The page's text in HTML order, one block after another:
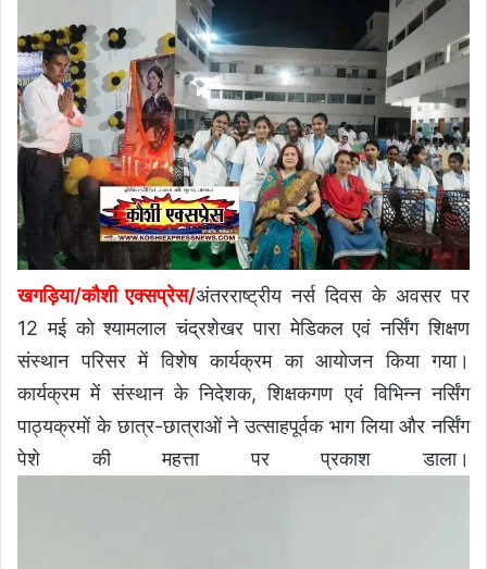
खगड़िया/कौशी एक्सप्रेस/अंतरराष्ट्रीय नर्स दिवस के अवसर पर
12 मई को श्यामलाल चंद्रशेखर पारा मेडिकल एवं नर्सिंग शिक्षण
संस्थान परिसर में विशेष कार्यक्रम का आयोजन किया गया।
कार्यक्रम में संस्थान के निदेशक, शिक्षकगण एवं विभिन्न नर्सिंग
पाठ्यक्रमों के छात्र-छात्राओं ने उत्साहपूर्वक भाग लिया और नर्सिंग
पेशे की महत्ता पर प्रकाश डाला।